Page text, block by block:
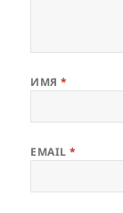
ИМЯ*
EMAIL*